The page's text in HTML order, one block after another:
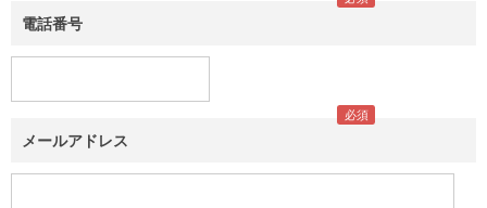
電話番号
メールアドレス